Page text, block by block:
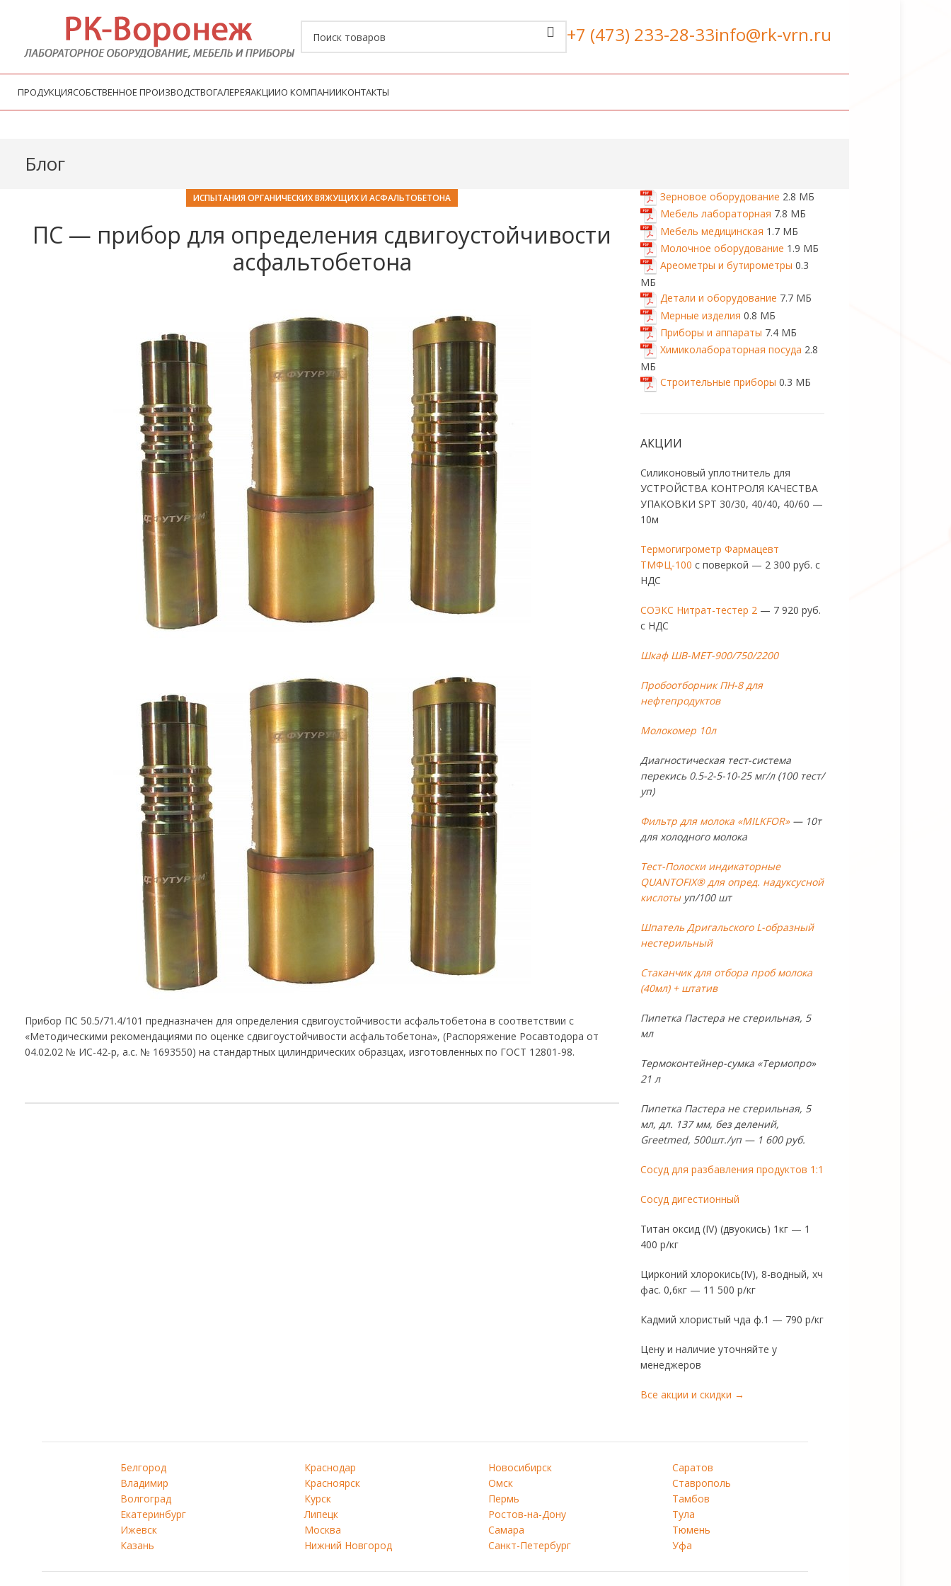
+7 (473) 233-28-33info@rk-vrn.ru
ПРОДУКЦИЯСОБСТВЕННОЕ ПРОИЗВОДСТВОГАЛЕРЕЯАКЦИИО КОМПАНИИКОНТАКТЫ
Блог
ИСПЫТАНИЯ ОРГАНИЧЕСКИХ ВЯЖУЩИХ И АСФАЛЬТОБЕТОНА
ПС — прибор для определения сдвигоустойчивости
асфальтобетона
Прибор ПС 50.5/71.4/101 предназначен для определения сдвигоустойчивости асфальтобетона в соответствии с
«Методическими рекомендациями по оценке сдвигоустойчивости асфальтобетона», (Распоряжение Росавтодора от
04.02.02 № ИС-42-р, а.с. № 1693550) на стандартных цилиндрических образцах, изготовленных по ГОСТ 12801-98.
Зерновое оборудование 2.8 МБ
Мебель лабораторная 7.8 МБ
Мебель медицинская 1.7 МБ
Молочное оборудование 1.9 МБ
Ареометры и бутирометры 0.3
МБ
Детали и оборудование 7.7 МБ
Мерные изделия 0.8 МБ
Приборы и аппараты 7.4 МБ
Химиколабораторная посуда 2.8
МБ
Строительные приборы 0.3 МБ
АКЦИИ
Силиконовый уплотнитель для
УСТРОЙСТВА КОНТРОЛЯ КАЧЕСТВА
УПАКОВКИ SPT 30/30, 40/40, 40/60 —
10м
Термогигрометр Фармацевт
ТМФЦ-100 с поверкой — 2 300 руб. с
НДС
СОЭКС Нитрат-тестер 2 — 7 920 руб.
с НДС
Шкаф ШВ-МЕТ-900/750/2200
Пробоотборник ПН-8 для
нефтепродуктов
Молокомер 10л
Диагностическая тест-система
перекись 0.5-2-5-10-25 мг/л (100 тест/
уп)
Фильтр для молока «MILKFOR»— 10т
для холодного молока
Тест-Полоски индикаторные
QUANTOFIX® для опред. надуксусной
кислотыуп/100 шт
Шпатель Дригальского L-образный
нестерильный
Стаканчик для отбора проб молока
(40мл) + штатив
Пипетка Пастера не стерильная, 5
мл
Термоконтейнер-сумка «Термопро»
21 л
Пипетка Пастера не стерильная, 5
мл, дл. 137 мм, без делений,
Greetmed, 500шт./уп — 1 600 руб.
Сосуд для разбавления продуктов 1:1
Сосуд дигестионный
Титан оксид (IV) (двуокись) 1кг — 1
400 р/кг
Цирконий хлорокись(IV), 8-водный, хч
фас. 0,6кг — 11 500 р/кг
Кадмий хлористый чда ф.1 — 790 р/кг
Цену и наличие уточняйте у
менеджеров
Все акции и скидки →
Белгород
Владимир
Волгоград
Екатеринбург
Ижевск
Казань
Краснодар
Красноярск
Курск
Липецк
Москва
Нижний Новгород
Новосибирск
Омск
Пермь
Ростов-на-Дону
Самара
Санкт-Петербург
Саратов
Ставрополь
Тамбов
Тула
Тюмень
Уфа